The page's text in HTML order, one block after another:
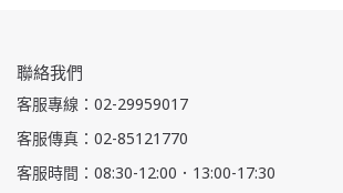
聯絡我們
客服專線：02-29959017
客服傳真：02-85121770
客服時間：08:30-12:00．13:00-17:30